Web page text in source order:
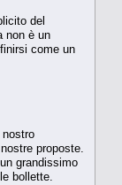
del
non è un
come un
proposte.
grandissimo
bollette.